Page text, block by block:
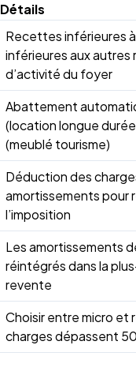
Détails
Recettes inférieures
inférieures aux autres
d’activité du foyer
Abattement
(location longue
(meublé tourisme)
Déduction des
amortissements pour
l’imposition
Les amortissements
réintégrés dans la
revente
Choisir entre micro et
charges dépassent